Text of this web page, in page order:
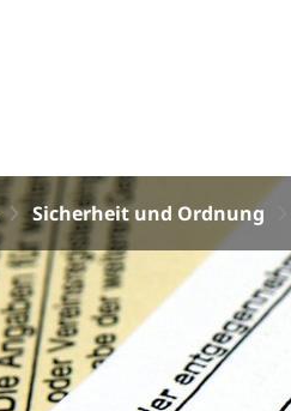
Sicherheit und Ordnung